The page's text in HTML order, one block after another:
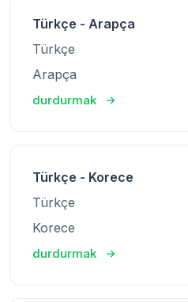
Türkçe - Arapça
Türkçe
Arapça
durdurmak
Türkçe - Korece
Türkçe
Korece
durdurmak